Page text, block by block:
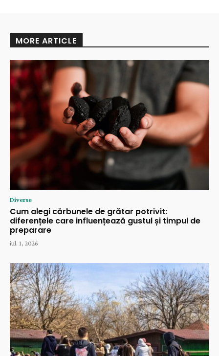
MORE ARTICLE
Diverse
Cum alegi cărbunele de grătar potrivit:
diferențele care influențează gustul și timpul de
preparare
iul. 1, 2026